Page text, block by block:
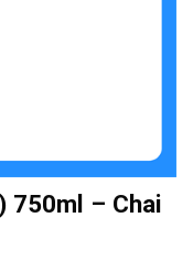
750ml – Chai